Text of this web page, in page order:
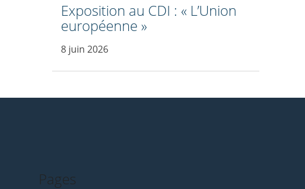
Exposition au CDI : « L’Union
européenne »
8 juin 2026
Pages